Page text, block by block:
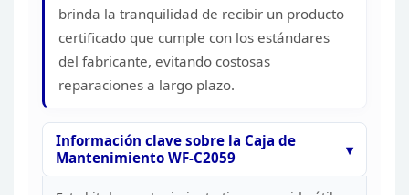
brinda la tranquilidad de recibir un producto
certificado que cumple con los estándares
del fabricante, evitando costosas
reparaciones a largo plazo.
Información clave sobre la Caja de
Mantenimiento WF-C2059